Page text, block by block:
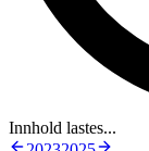
Innhold lastes...